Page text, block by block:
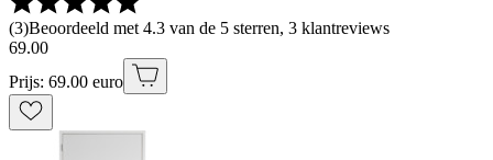
(3)Beoordeeld met 4.3 van de 5 sterren, 3 klantreviews
69.00
Prijs: 69.00 euro